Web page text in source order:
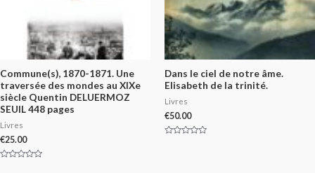
Commune(s), 1870-1871. Une
traversée des mondes au XIXe
siècle Quentin DELUERMOZ
SEUIL 448 pages
Livres
€25.00
Dans le ciel de notre âme.
Elisabeth de la trinité.
Livres
€50.00